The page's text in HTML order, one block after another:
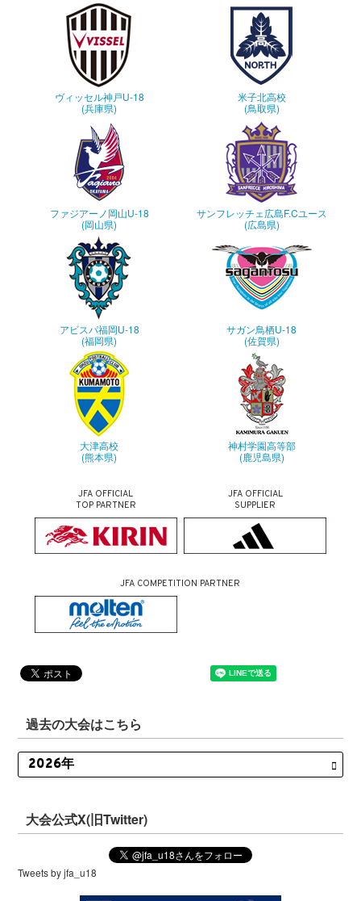
ヴィッセル神戸U-18
(兵庫県)
米子北高校
(鳥取県)
ファジアーノ岡山U-18
(岡山県)
サンフレッチェ広島F.Cユース
(広島県)
アビスパ福岡U-18
(福岡県)
サガン鳥栖U-18
(佐賀県)
大津高校
(熊本県)
神村学園高等部
(鹿児島県)
JFA OFFICIAL
TOP PARTNER
JFA OFFICIAL
SUPPLIER
JFA COMPETITION PARTNER
過去の大会はこちら
大会公式X(旧Twitter)
Tweets by jfa_u18